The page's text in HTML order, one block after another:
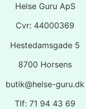
Helse Guru ApS
Cvr: 44000369
Hestedamsgade 5
8700 Horsens
butik@helse-guru.dk
Tlf: 71 94 43 69